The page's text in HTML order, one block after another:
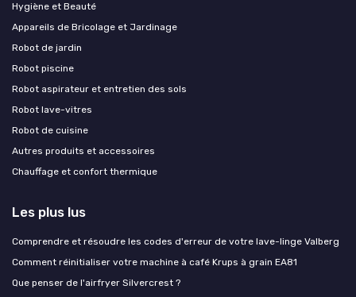
Hygiène et Beauté
Appareils de Bricolage et Jardinage
Robot de jardin
Robot piscine
Robot aspirateur et entretien des sols
Robot lave-vitres
Robot de cuisine
Autres produits et accessoires
Chauffage et confort thermique
Les plus lus
Comprendre et résoudre les codes d'erreur de votre lave-linge Valberg
Comment réinitialiser votre machine à café Krups à grain EA81
Que penser de l'airfryer Silvercrest ?